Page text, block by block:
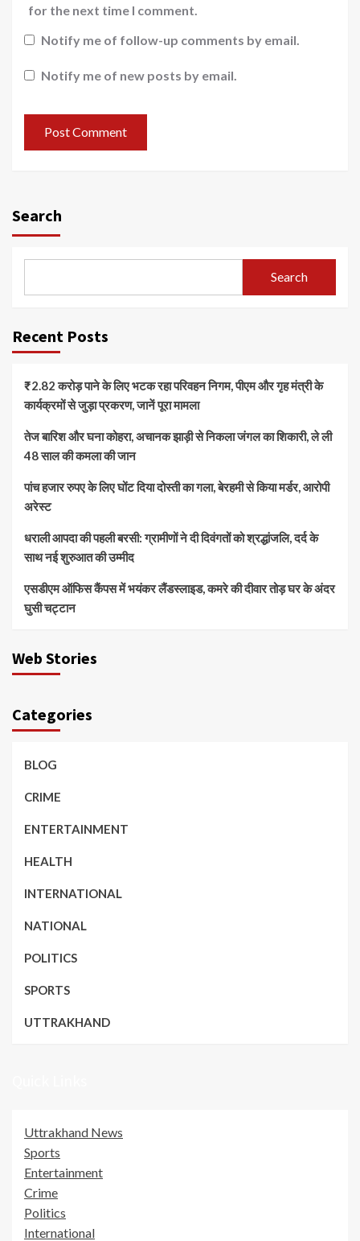
for the next time I comment.
Notify me of follow-up comments by email.
Notify me of new posts by email.
Search
Search
Recent Posts
₹2.82 करोड़ पाने के लिए भटक रहा परिवहन निगम, पीएम और गृह मंत्री के
कार्यक्रमों से जुड़ा प्रकरण, जानें पूरा मामला
तेज बारिश और घना कोहरा, अचानक झाड़ी से निकला जंगल का शिकारी, ले ली
48 साल की कमला की जान
पांच हजार रुपए के लिए घोंट दिया दोस्ती का गला, बेरहमी से किया मर्डर, आरोपी
अरेस्ट
धराली आपदा की पहली बरसी: ग्रामीणों ने दी दिवंगतों को श्रद्धांजलि, दर्द के
साथ नई शुरुआत की उम्मीद
एसडीएम ऑफिस कैंपस में भयंकर लैंडस्लाइड, कमरे की दीवार तोड़ घर के अंदर
घुसी चट्टान
Web Stories
Categories
BLOG
CRIME
ENTERTAINMENT
HEALTH
INTERNATIONAL
NATIONAL
POLITICS
SPORTS
UTTRAKHAND
Uttrakhand News
Sports
Entertainment
Crime
Politics
International